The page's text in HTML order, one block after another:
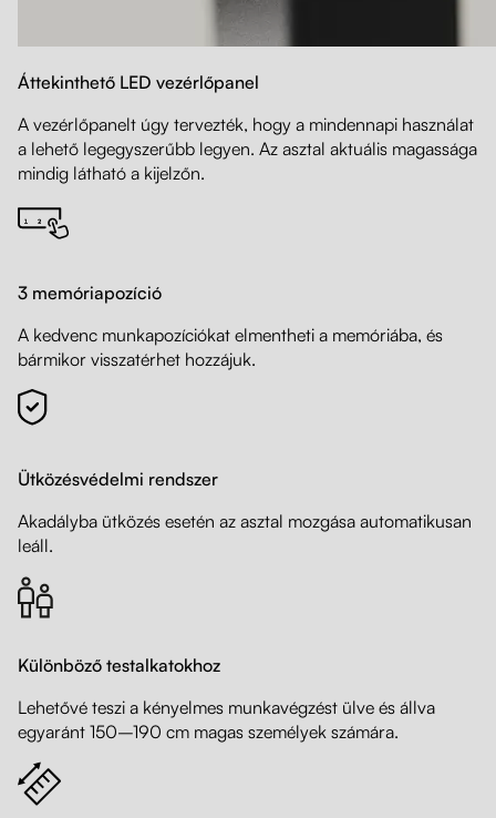
Áttekinthető LED vezérlőpanel
A vezérlőpanelt úgy tervezték, hogy a mindennapi használat
a lehető legegyszerűbb legyen. Az asztal aktuális magassága
mindig látható a kijelzőn.
3 memóriapozíció
A kedvenc munkapozíciókat elmentheti a memóriába, és
bármikor visszatérhet hozzájuk.
Ütközésvédelmi rendszer
Akadályba ütközés esetén az asztal mozgása automatikusan
leáll.
Különböző testalkatokhoz
Lehetővé teszi a kényelmes munkavégzést ülve és állva
egyaránt 150–190 cm magas személyek számára.